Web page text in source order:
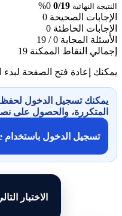
النتيجة النهائية 0/19
0%
الإجابات الصحيحة 0
الإجابات الخاطئة 0
الأسئلة المجابة 0 / 19
إجمالي النقاط الممكنة 19
يمكنك إعادة فتح الصفحة لبدء
يمكنك تسجيل الدخول
المتكررة، والحصول على
تسجيل الدخول باستخدام Google
الاختبار